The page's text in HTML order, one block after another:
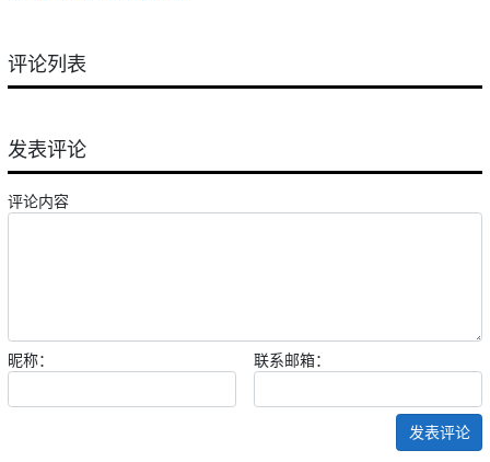
评论列表
发表评论
评论内容
昵称： 联系邮箱：
发表评论